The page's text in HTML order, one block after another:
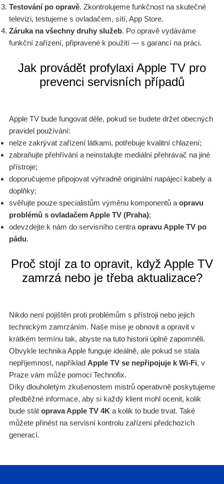
Testování po opravě. Zkontrolujeme funkčnost na skutečné
televizi, testujeme s ovladačem, sítí, App Store.
Záruka na všechny druhy služeb. Po opravě vydáváme
funkční zařízení, připravené k použití — s garancí na práci.
Jak provádět profylaxi Apple TV pro
prevenci servisních případů
Apple TV bude fungovat déle, pokud se budete držet obecných
pravidel používání:
nelze zakrývat zařízení látkami, potřebuje kvalitní chlazení;
zabraňujte přehřívání a neinstalujte mediální přehrávač na jiné
přístroje;
doporučujeme připojovat výhradně originální napájecí kabely a
doplňky;
svěřujte pouze specialistům výměnu komponentů a opravu
problémů s ovladačem Apple TV (Praha);
odevzdejte k nám do servisního centra opravu Apple TV po
pádu.
Proč stojí za to opravit, když Apple TV
zamrzá nebo je třeba aktualizace?
Nikdo není pojištěn proti problémům s přístroji nebo jejich
technickým zamrzáním. Naše mise je obnovit a opravit v
krátkém termínu tak, abyste na tuto historii úplně zapomněli.
Obvykle technika Apple funguje ideálně, ale pokud se stala
nepříjemnost, například Apple TV se nepřipojuje k Wi-Fi, v
Praze vám může pomoci Technofix.
Díky dlouholetým zkušenostem mistrů operativně poskytujeme
předběžné informace, aby si každý klient mohl ocenit, kolik
bude stát oprava Apple TV 4K a kolik to bude trvat. Také
můžete přinést na servisní kontrolu zařízení předchozích
generací.